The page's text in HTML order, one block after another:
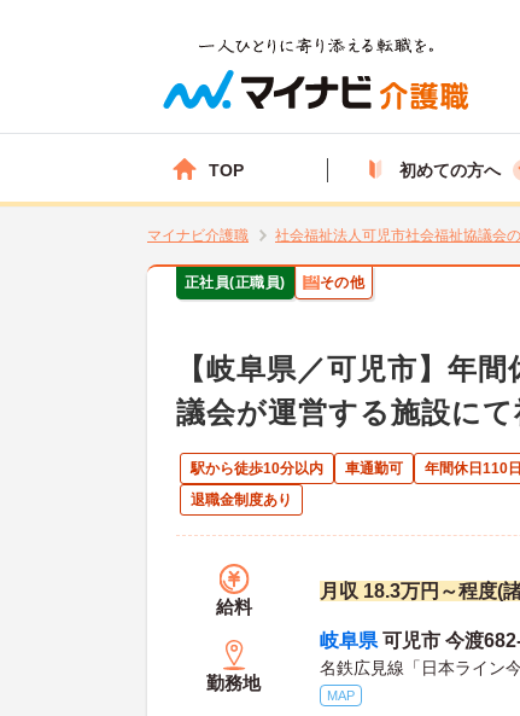
TOP 初めての方へ
マイナビ介護職 社会福祉法人可児市社会福祉協議会
正社員(正職員) その他
【岐阜県／可児市】年
議会が運営する施設にて
駅から徒歩10分以内 車通勤可 年間休日110
退職金制度あり
給料
月収 18.3万円～程度(
勤務地
岐阜県 可児市 今渡
名鉄広見線「日本ライン
MAP